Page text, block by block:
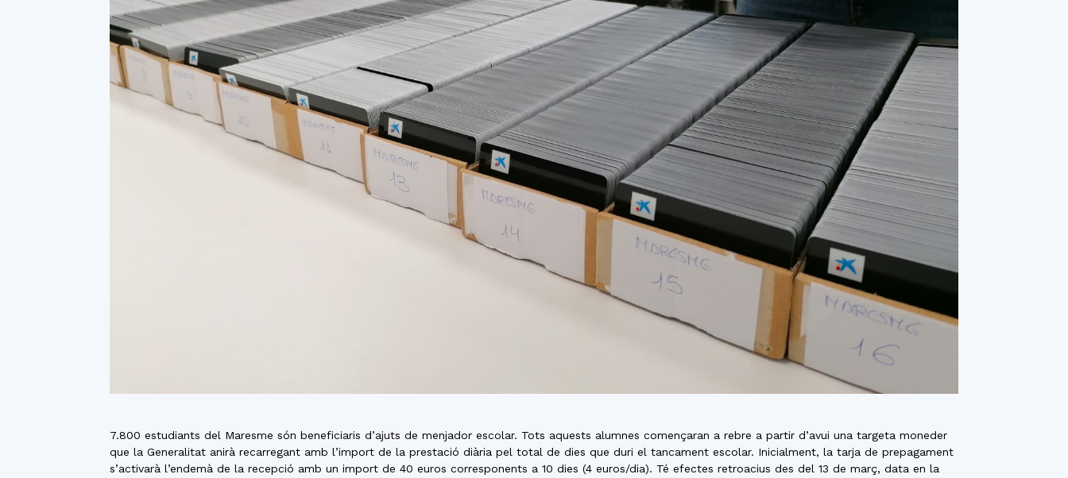
7.800 estudiants del Maresme són beneficiaris d’ajuts de menjador escolar. Tots aquests alumnes començaran a rebre a partir d’avui una targeta moneder
que la Generalitat anirà recarregant amb l’import de la prestació diària pel total de dies que duri el tancament escolar. Inicialment, la tarja de prepagament
s’activarà l’endemà de la recepció amb un import de 40 euros corresponents a 10 dies (4 euros/dia). Té efectes retroacius des del 13 de març, data en la